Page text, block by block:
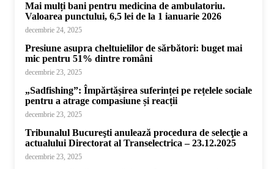
Mai mulți bani pentru medicina de ambulatoriu.
Valoarea punctului, 6,5 lei de la 1 ianuarie 2026
decembrie 24, 2025
Presiune asupra cheltuielilor de sărbători: buget mai
mic pentru 51% dintre români
decembrie 23, 2025
„Sadfishing”: Împărtășirea suferinței pe rețelele sociale
pentru a atrage compasiune și reacții
decembrie 23, 2025
Tribunalul Bucureşti anulează procedura de selecţie a
actualului Directorat al Transelectrica – 23.12.2025
decembrie 23, 2025